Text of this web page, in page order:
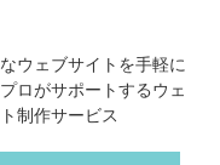
ウェブサイトを手軽に
ロがサポートするウェ
制作サービス